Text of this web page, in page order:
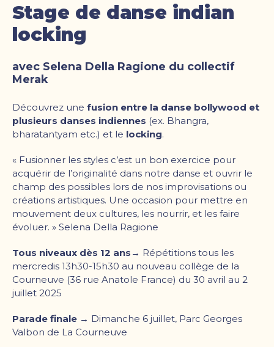
Stage de danse indian
locking
avec Selena Della Ragione du collectif
Merak
Découvrez une fusion entre la danse bollywood et
plusieurs danses indiennes (ex. Bhangra,
bharatantyam etc.) et le locking.
« Fusionner les styles c’est un bon exercice pour
acquérir de l’originalité dans notre danse et ouvrir le
champ des possibles lors de nos improvisations ou
créations artistiques. Une occasion pour mettre en
mouvement deux cultures, les nourrir, et les faire
évoluer. » Selena Della Ragione
Tous niveaux dès 12 ans→ Répétitions tous les
mercredis 13h30-15h30 au nouveau collège de la
Courneuve (36 rue Anatole France) du 30 avril au 2
juillet 2025
Parade finale → Dimanche 6 juillet, Parc Georges
Valbon de La Courneuve